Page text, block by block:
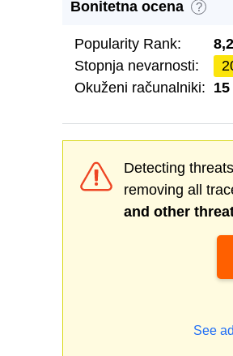
Bonitetna ocena ?
Popularity Rank:
Stopnja nevarnosti:
Okuženi računalniki: 15
Detecting
removing all
and other
See